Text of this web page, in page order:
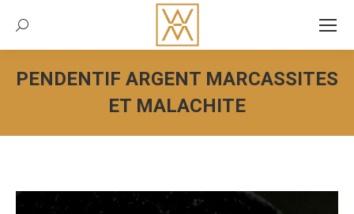
Recherche:
PENDENTIF ARGENT MARCASSITES
ET MALACHITE
Vous êtes ici :